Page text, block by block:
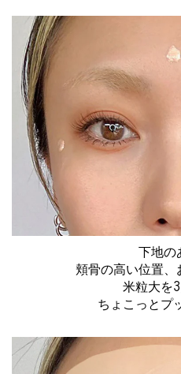
下地の
頬骨の高い位置、
米粒大を3
ちょこっとプ